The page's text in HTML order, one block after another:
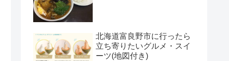
北海道富良野市に行ったら
立ち寄りたいグルメ・スイ
ーツ(地図付き)